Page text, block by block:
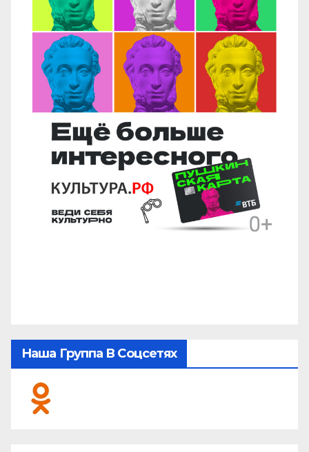
Наша Группа В Соцсетях